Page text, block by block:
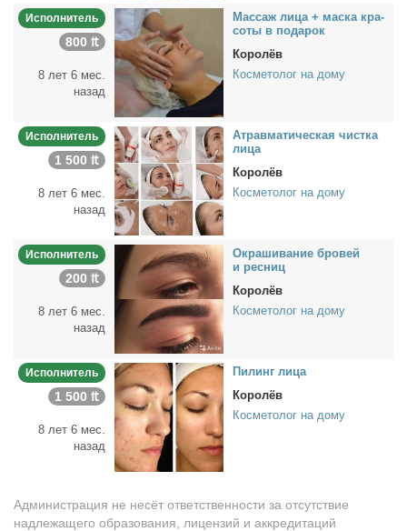
Исполнитель
800 ₶
8 лет 6 мес.
назад
Мас­саж ли­ца + мас­ка кра­
со­ты в по­да­рок
Королёв
Косметолог на дому
Исполнитель
1 500 ₶
8 лет 6 мес.
назад
Атрав­ма­ти­че­ская чист­ка
ли­ца
Королёв
Косметолог на дому
Исполнитель
200 ₶
8 лет 6 мес.
назад
Окра­ши­ва­ние бро­вей
и рес­ниц
Королёв
Косметолог на дому
Исполнитель
1 500 ₶
8 лет 6 мес.
назад
Пи­линг ли­ца
Королёв
Косметолог на дому
Администрация не несёт ответственности за отсутствие
надлежащего образования, лицензий и аккредитаций